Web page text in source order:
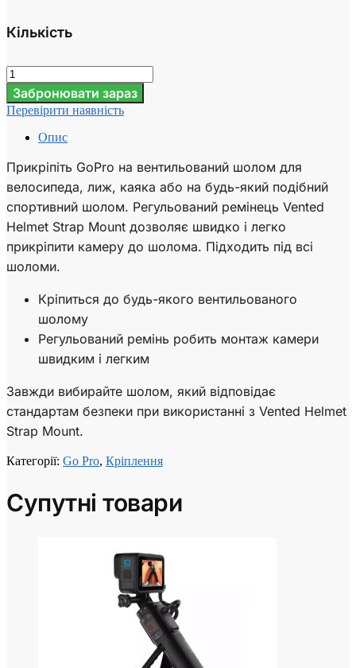
Кількість
Забронювати зараз
Перевірити наявність
Опис
Прикріпіть GoPro на вентильований шолом для
велосипеда, лиж, каяка або на будь-який подібний
спортивний шолом. Регульований ремінець Vented
Helmet Strap Mount дозволяє швидко і легко
прикріпити камеру до шолома. Підходить під всі
шоломи.
Кріпиться до будь-якого вентильованого
шолому
Регульований ремінь робить монтаж камери
швидким і легким
Завжди вибирайте шолом, який відповідає
стандартам безпеки при використанні з Vented Helmet
Strap Mount.
Категорії: Go Pro, Кріплення
Супутні товари